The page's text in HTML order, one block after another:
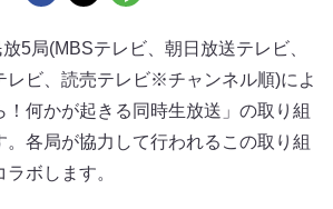
5局(MBSテレビ、朝日放送テレビ、
レビ、読売テレビ※チャンネル順)によ
！何かが起きる同時生放送」の取り組
各局が協力して行われるこの取り組
ボします。